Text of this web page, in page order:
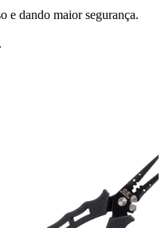
e dando maior segurança.